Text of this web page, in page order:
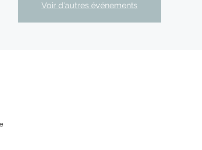
Voir d'autres événements